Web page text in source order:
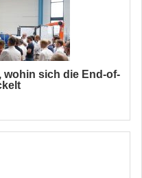
wohin sich die End-of-